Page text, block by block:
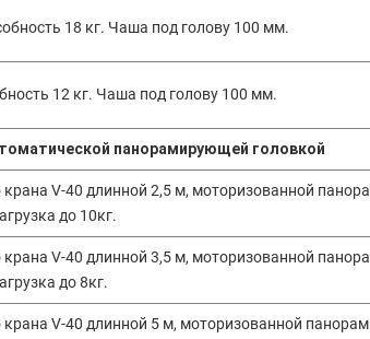
18 кг. Чаша под голову 100 мм.
12 кг. Чаша под голову 100 мм.
панорамирующей головкой
V-40 длинной 2,5 м, моторизованной
до 10кг.
V-40 длинной 3,5 м, моторизованной
до 8кг.
V-40 длинной 5 м, моторизованной